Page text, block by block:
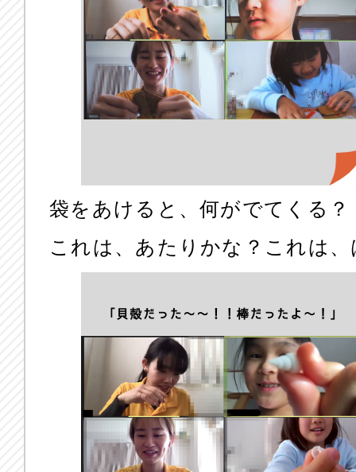
袋をあけると、何がでてくる？
これは、あたりかな？これは